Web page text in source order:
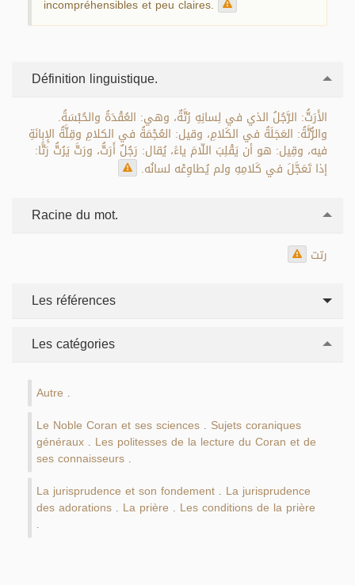
incompréhensibles et peu claires.
Définition linguistique.
الأَرَتُّ: الرَّجُلُ الذي في لِسانِهِ رُتَّةٌ، وهي: العُقْدَةُ والحُبْسَةُ.
والرُّتَّةُ: العَجَلَةُ في الكَلامِ، وقيل: العُجْمَةُ في الكلامِ وقِلَّةُ الإِبانَةِ
فيه، وقِيل: هو أن يَقْلِبَ اللّامَ ياءً، يُقال: رَجُلٌ أَرَتُّ، ورَتَّ يَرُتُّ رَتًّا:
إذا تَعَجَّلَ في كَلامِهِ ولم يُطاوِعْه لسانُه.
Racine du mot.
رتت
Les références
Les catégories
Autre
Le Noble Coran et ses sciences Sujets coraniques
généraux Les politesses de la lecture du Coran et de
ses connaisseurs
La jurisprudence et son fondement La jurisprudence
des adorations La prière Les conditions de la prière